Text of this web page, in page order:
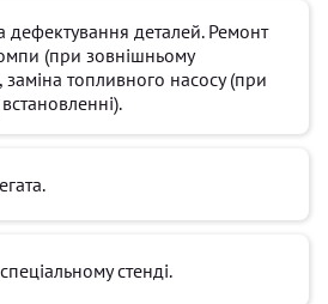
дефектування деталей. Ремонт
(при зовнішньому
заміна топливного насосу (при
стенді.